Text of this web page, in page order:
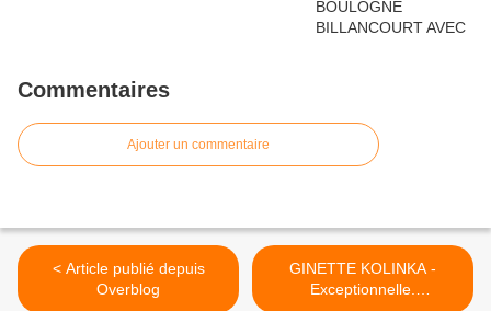
Commentaires
Ajouter un commentaire
< Article publié depuis
Overblog
GINETTE KOLINKA -
Exceptionnelle.